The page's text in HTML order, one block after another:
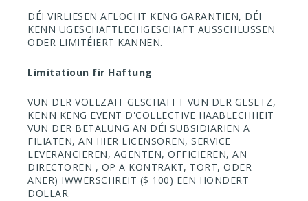
DÉI VIRLIESEN AFLOCHT KENG GARANTIEN, DÉI
KENN UGESCHAFTLECHGESCHAFT AUSSCHLUSSEN
ODER LIMITÉIERT KANNEN.
Limitatioun fir Haftung
VUN DER VOLLZÄIT GESCHAFFT VUN DER GESETZ,
KËNN KENG EVENT D'COLLECTIVE HAABLECHHEIT
VUN DER BETALUNG AN DÉI SUBSIDIARIEN A
FILIATEN, AN HIER LICENSOREN, SERVICE
LEVERANCIEREN, AGENTEN, OFFICIEREN, AN
DIRECTOREN , OP A KONTRAKT, TORT, ODER
ANER) IWWERSCHREIT ($ 100) EEN HONDERT
DOLLAR.